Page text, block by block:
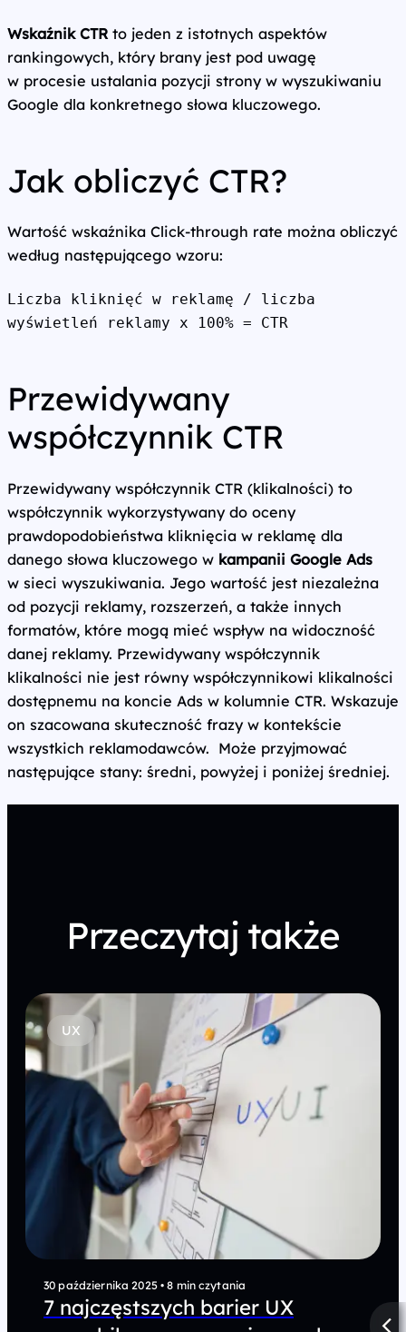
Wskaźnik CTRto jeden z istotnych aspektów
rankingowych, który brany jest pod uwagę
w procesie ustalania pozycji strony w wyszukiwaniu
Google dla konkretnego słowa kluczowego.
Jak obliczyć CTR?
Wartość wskaźnika Click-through rate można obliczyć
według następującego wzoru:
Liczba kliknięć w reklamę / liczba
wyświetleń reklamy x 100% = CTR
Przewidywany
współczynnik CTR
Przewidywany współczynnik CTR (klikalności) to
współczynnik wykorzystywany do oceny
prawdopodobieństwa kliknięcia w reklamę dla
danego słowa kluczowego w kampanii Google Ads
w sieci wyszukiwania. Jego wartość jest niezależna
od pozycji reklamy, rozszerzeń, a także innych
formatów, które mogą mieć wspływ na widoczność
danej reklamy. Przewidywany współczynnik
klikalności nie jest równy współczynnikowi klikalności
dostępnemu na koncie Ads w kolumnie CTR. Wskazuje
on szacowana skuteczność frazy w kontekście
wszystkich reklamodawców. Może przyjmować
następujące stany: średni, powyżej i poniżej średniej.
Przeczytaj także
UX
30 października 2025• 8 min czytania
7 najczęstszych barier UX